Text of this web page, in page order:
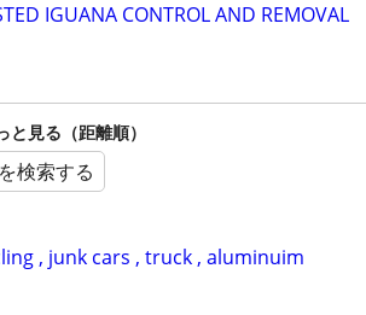
IGUANA CONTROL AND REMOVAL
見る（距離順）
検索する
, junk cars , truck , aluminuim